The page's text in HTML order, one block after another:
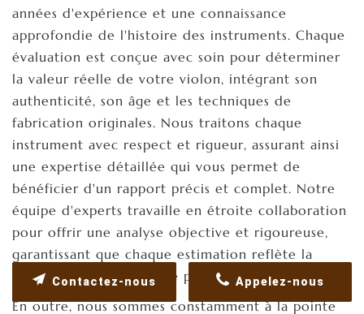
années d'expérience et une connaissance
approfondie de l'histoire des instruments. Chaque
évaluation est conçue avec soin pour déterminer
la valeur réelle de votre violon, intégrant son
authenticité, son âge et les techniques de
fabrication originales. Nous traitons chaque
instrument avec respect et rigueur, assurant ainsi
une expertise détaillée qui vous permet de
bénéficier d'un rapport précis et complet. Notre
équipe d'experts travaille en étroite collaboration
pour offrir une analyse objective et rigoureuse,
garantissant que chaque estimation reflète la
valeur véritablede votre patrimoine musical.
En outre, nous sommes constamment à la pointe
Appelez-nous
Contactez-nous